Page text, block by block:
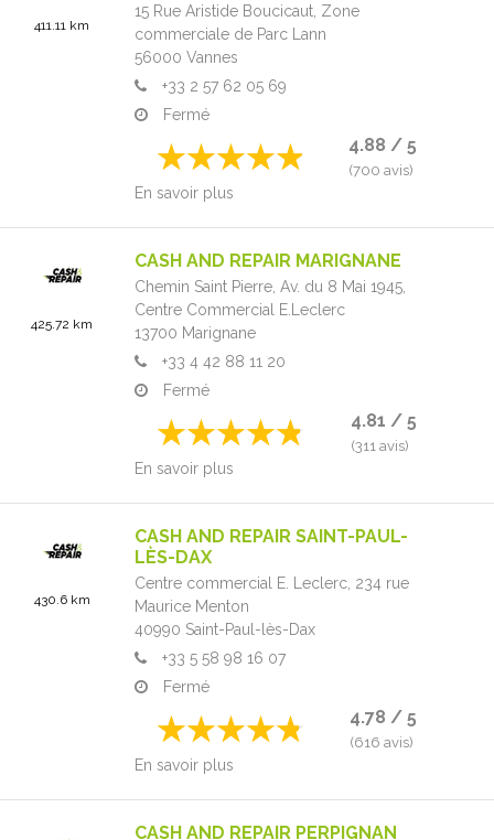
411.11 km
15 Rue Aristide Boucicaut, Zone
commerciale de Parc Lann
56000 Vannes
+33 2 57 62 05 69
Fermé
4.88 / 5
(700 avis)
En savoir plus
425.72 km
CASH AND REPAIR MARIGNANE
Chemin Saint Pierre, Av. du 8 Mai 1945,
Centre Commercial E.Leclerc
13700 Marignane
+33 4 42 88 11 20
Fermé
4.81 / 5
(311 avis)
En savoir plus
430.6 km
CASH AND REPAIR SAINT-PAUL-
LÈS-DAX
Centre commercial E. Leclerc, 234 rue
Maurice Menton
40990 Saint-Paul-lès-Dax
+33 5 58 98 16 07
Fermé
4.78 / 5
(616 avis)
En savoir plus
CASH AND REPAIR PERPIGNAN